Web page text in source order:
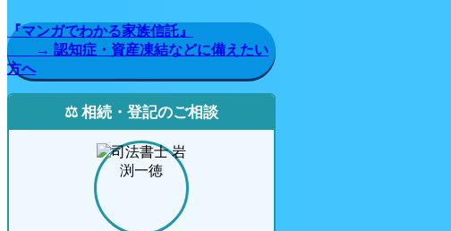
『マンガでわかる家族信託』
→ 認知症・資産凍結などに備えたい
方へ
⚖️ 相続・登記のご相談